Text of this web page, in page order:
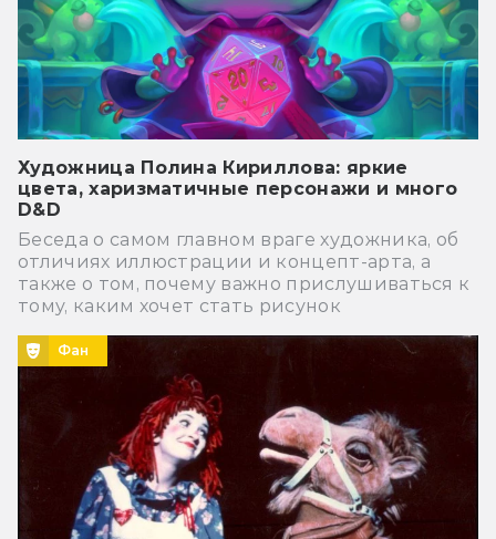
Художница Полина Кириллова: яркие
цвета, харизматичные персонажи и много
D&D
Беседа о самом главном враге художника, об
отличиях иллюстрации и концепт-арта, а
также о том, почему важно прислушиваться к
тому, каким хочет стать рисунок
Фан